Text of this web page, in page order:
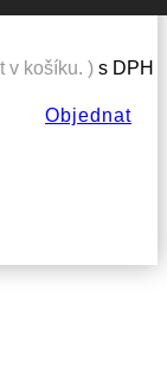
v košíku. ) s DPH
Objednat